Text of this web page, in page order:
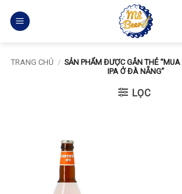
qua
TRANG CHỦ / SẢN PHẨM ĐƯỢC GẮN THẺ
IPA Ở ĐÀ NẴNG”
LỌC